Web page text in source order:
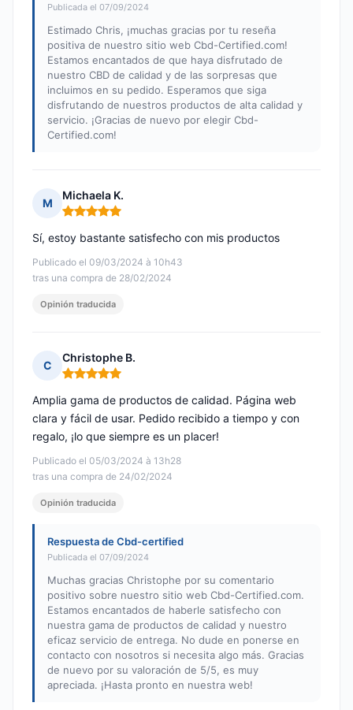
Publicada el 07/09/2024
Estimado Chris, ¡muchas gracias por tu reseña
positiva de nuestro sitio web Cbd-Certified.com!
Estamos encantados de que haya disfrutado de
nuestro CBD de calidad y de las sorpresas que
incluimos en su pedido. Esperamos que siga
disfrutando de nuestros productos de alta calidad y
servicio. ¡Gracias de nuevo por elegir Cbd-
Certified.com!
M
Michaela K.
Nota: 5 de 5
Publicado el 09/03/2024 à 10h43
tras una compra de 28/02/2024
Sí, estoy bastante satisfecho con mis productos
Opinión traducida
C
Christophe B.
Nota: 5 de 5
Publicado el 05/03/2024 à 13h28
tras una compra de 24/02/2024
Amplia gama de productos de calidad. Página web
clara y fácil de usar. Pedido recibido a tiempo y con
regalo, ¡lo que siempre es un placer!
Opinión traducida
Respuesta de Cbd-certified
Publicada el 07/09/2024
Muchas gracias Christophe por su comentario
positivo sobre nuestro sitio web Cbd-Certified.com.
Estamos encantados de haberle satisfecho con
nuestra gama de productos de calidad y nuestro
eficaz servicio de entrega. No dude en ponerse en
contacto con nosotros si necesita algo más. Gracias
de nuevo por su valoración de 5/5, es muy
apreciada. ¡Hasta pronto en nuestra web!